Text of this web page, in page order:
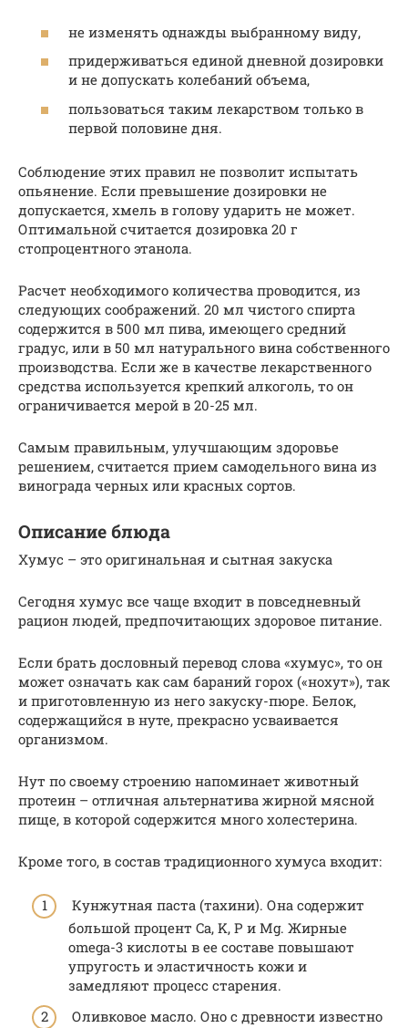
не изменять однажды выбранному виду,
придерживаться единой дневной дозировки
и не допускать колебаний объема,
пользоваться таким лекарством только в
первой половине дня.
Соблюдение этих правил не позволит испытать
опьянение. Если превышение дозировки не
допускается, хмель в голову ударить не может.
Оптимальной считается дозировка 20 г
стопроцентного этанола.
Расчет необходимого количества проводится, из
следующих соображений. 20 мл чистого спирта
содержится в 500 мл пива, имеющего средний
градус, или в 50 мл натурального вина собственного
производства. Если же в качестве лекарственного
средства используется крепкий алкоголь, то он
ограничивается мерой в 20-25 мл.
Самым правильным, улучшающим здоровье
решением, считается прием самодельного вина из
винограда черных или красных сортов.
Описание блюда
Хумус – это оригинальная и сытная закуска
Сегодня хумус все чаще входит в повседневный
рацион людей, предпочитающих здоровое питание.
Если брать дословный перевод слова «хумус», то он
может означать как сам бараний горох («нохут»), так
и приготовленную из него закуску-пюре. Белок,
содержащийся в нуте, прекрасно усваивается
организмом.
Нут по своему строению напоминает животный
протеин – отличная альтернатива жирной мясной
пище, в которой содержится много холестерина.
Кроме того, в состав традиционного хумуса входит:
Кунжутная паста (тахини). Она содержит
большой процент Ca, K, P и Mg. Жирные
omega-3 кислоты в ее составе повышают
упругость и эластичность кожи и
замедляют процесс старения.
Оливковое масло. Оно с древности известно